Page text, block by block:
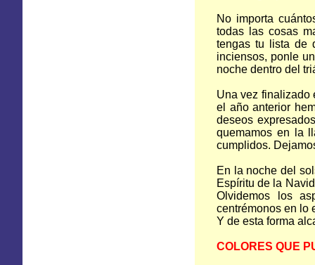
No importa
todas las cosas
tengas tu lista de
inciensos, ponle
noche dentro del
Una vez finalizado
el año anterior
deseos
quemamos en la
cumplidos.
En la noche del
Espíritu de la
Olvidemos los
centrémonos en lo
Y de esta forma
COLORES QUE